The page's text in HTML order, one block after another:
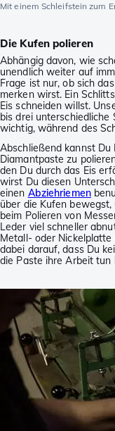
Mit einem Schleifstein zum
Die Kufen polieren
Abhängig davon, wie
unendlich weiter auf
Frage ist nur, ob sich
merken wirst. Ein
Eis schneiden willst.
bis drei unterschiedliche
wichtig, während des
Abschließend kannst Du
Diamantpaste zu
den Du durch das Eis
wirst Du diesen
einen Abziehriemen
über die Kufen
beim Polieren von
Leder viel schneller
Metall- oder
dabei darauf, dass Du
die Paste ihre Arbeit tun